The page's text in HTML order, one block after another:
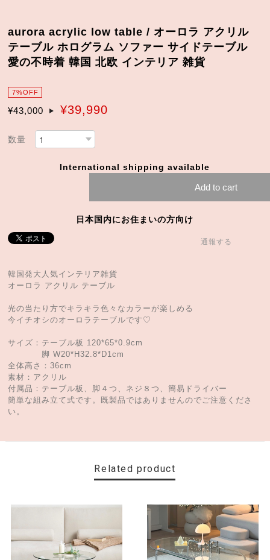
aurora acrylic low table / オーロラ アクリル
テーブル ホログラム ソファー サイドテーブル
愛の不時着 韓国 北欧 インテリア 雑貨
7%OFF
¥43,000 ¥39,990
数量
International shipping available
Add to cart
日本国内にお住まいの方向け
通報する
韓国発大人気インテリア雑貨
オーロラ アクリル テーブル
光の当たり方でキラキラ色々なカラーが楽しめる
今イチオシのオーロラテーブルです♡
サイズ：テーブル板 120*65*0.9cm
脚 W20*H32.8*D1cm
全体高さ：36cm
素材：アクリル
付属品：テーブル板、脚４つ、ネジ８つ、簡易ドライバー
簡単な組み立て式です。既製品ではありませんのでご注意くださ
い。
Related product